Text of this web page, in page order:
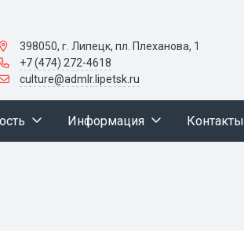
398050, г. Липецк, пл. Плеханова, 1
+7 (474) 272-4618
culture@admlr.lipetsk.ru
Информация Контакты